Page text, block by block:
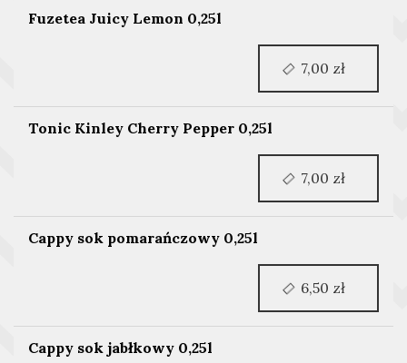
Fuzetea Juicy Lemon 0,25l
Tonic Kinley Cherry Pepper 0,25l
Cappy sok pomarańczowy 0,25l
Cappy sok jabłkowy 0,25l